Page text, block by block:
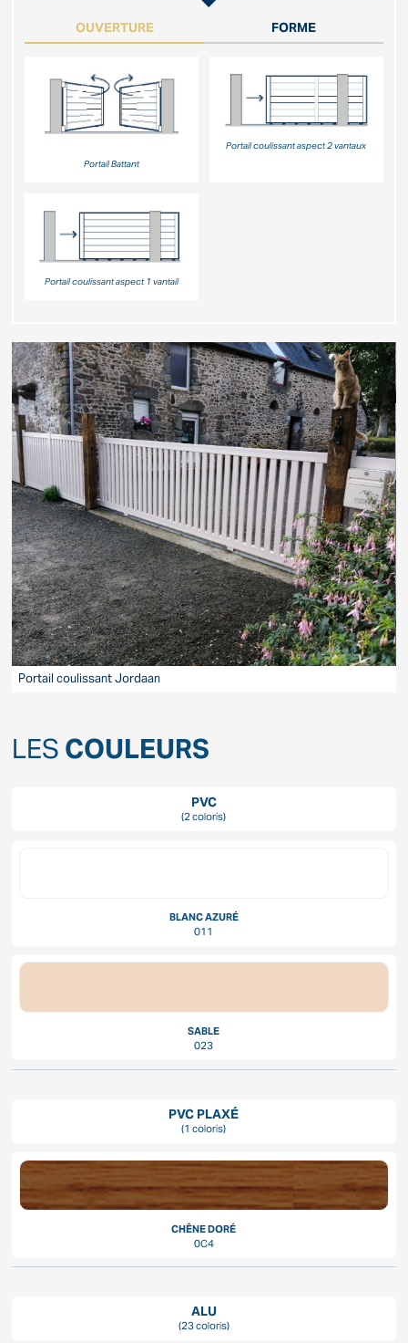
OUVERTURE FORME
Portail Battant
Portail coulissant aspect 2 vantaux
Portail coulissant aspect 1 vantail
Portail coulissant Jordaan
LES COULEURS
PVC
(2 coloris)
BLANC AZURÉ
011
SABLE
023
PVC PLAXÉ
(1 coloris)
CHÊNE DORÉ
0C4
ALU
(23 coloris)